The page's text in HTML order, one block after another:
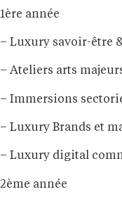
1ère année
– Luxury savoir-être
– Ateliers arts
– Immersions
– Luxury Brands et
– Luxury digital
2ème année